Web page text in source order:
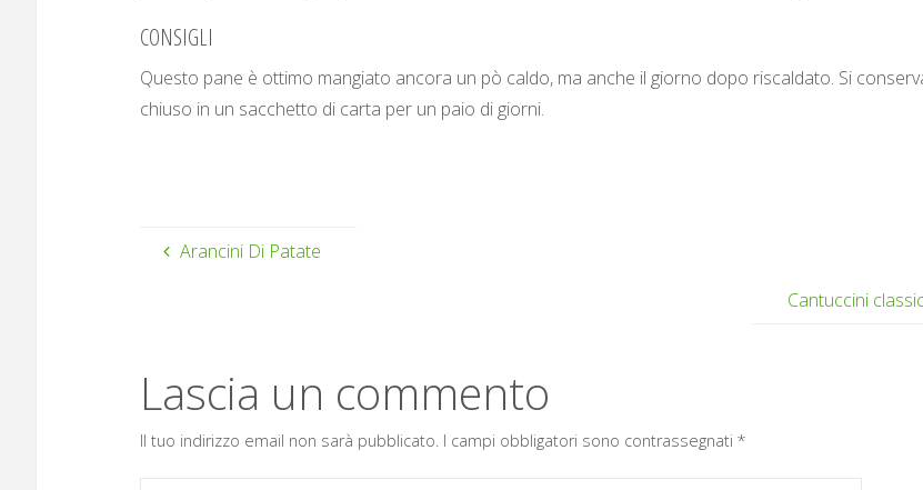
CONSIGLI
Questo pane è ottimo mangiato ancora un pò caldo, ma anche il giorno dopo riscaldato. Si
chiuso in un sacchetto di carta per un paio di giorni.
Arancini Di Patate
Cantuccini
Lascia un commento
Il tuo indirizzo email non sarà pubblicato. I campi obbligatori sono contrassegnati*